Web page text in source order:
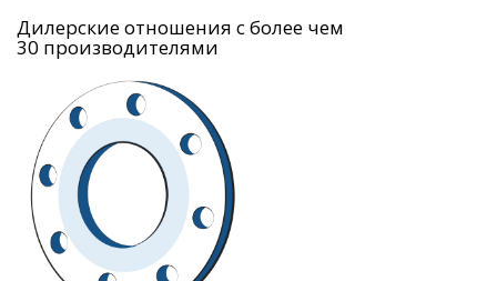
Дилерские отношения с более чем
30 производителями